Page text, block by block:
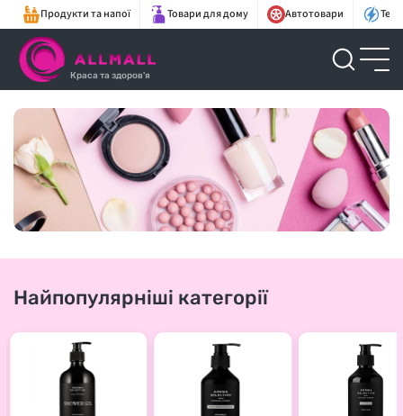
Продукти та напої Товари для дому Автотовари
Краса та здоров'я
Найпопулярніші категорії